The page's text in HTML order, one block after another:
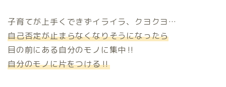
子育てが上手くできずイライラ、クヨクヨ…
自己否定が止まらなくなりそうになったら
目の前にある自分のモノに集中‼
自分のモノに片をつける‼